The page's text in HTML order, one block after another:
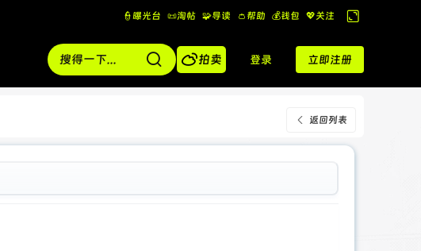
👮曝光台 📜淘帖 🧩导读 👛帮助 💰️钱包 💖关注
换
到
宽
版
拍卖 登录 立即注册
返回列表